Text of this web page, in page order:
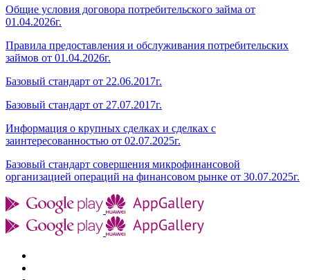
Общие условия договора потребительского займа от
01.04.2026г.
Правила предоставления и обслуживания потребительских
займов от 01.04.2026г.
Базовый стандарт от 22.06.2017г.
Базовый стандарт от 27.07.2017г.
Информация о крупных сделках и сделках с
заинтересованностью от 02.07.2025г.
Базовый стандарт совершения микрофинансовой
организацией операций на финансовом рынке от 30.07.2025г.